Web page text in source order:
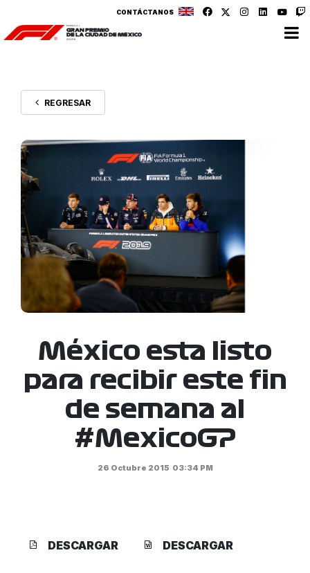
CONTÁCTANOS
REGRESAR
México esta listo
para recibir este fin
de semana al
#MexicoGP
26 Octubre 2015 03:34 PM
DESCARGAR DESCARGAR